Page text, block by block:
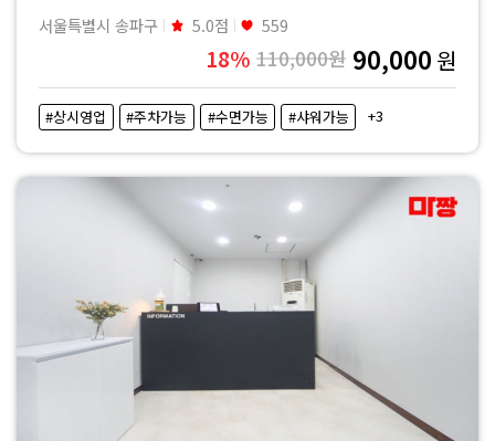
마
서울특별시 송파구 5.0점 559
18% 110,000원 90,000 원
#상시영업 #주차가능 #수면가능 #샤워가능 +3